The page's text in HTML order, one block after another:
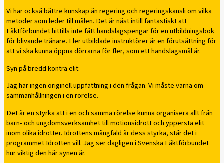
Vi har också bättre kunskap än regering och regeringskansli om vilka
metoder som leder till målen. Det är näst intill fantastiskt att
Fäktförbundet hittills inte fått handslagspengar för en utbildningsbok
för blivande tränare. Fler utbildade instruktörer är en förutsättning för
att vi ska kunna öppna dörrarna för fler, som ett handslagsmål är.
Syn på bredd kontra elit:
Jag har ingen originell uppfattning i den frågan. Vi måste värna om
sammanhållningen i en rörelse.
Det är en styrka att i en och samma rörelse kunna organisera allt från
barn- och ungdomsverksamhet till motionsidrott och yppersta elit
inom olika idrotter. Idrottens mångfald är dess styrka, står det i
programmet Idrotten vill. Jag ser dagligen i Svenska Fäktförbundet
hur viktig den här synen är.